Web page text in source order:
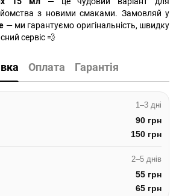
з новими смаками. Замовляй у
— ми гарантуємо оригінальність, швидку
сервіс 💨
Оплата Гарантія
1–3 дні
90 грн
150 грн
2–5 днів
55 грн
65 грн